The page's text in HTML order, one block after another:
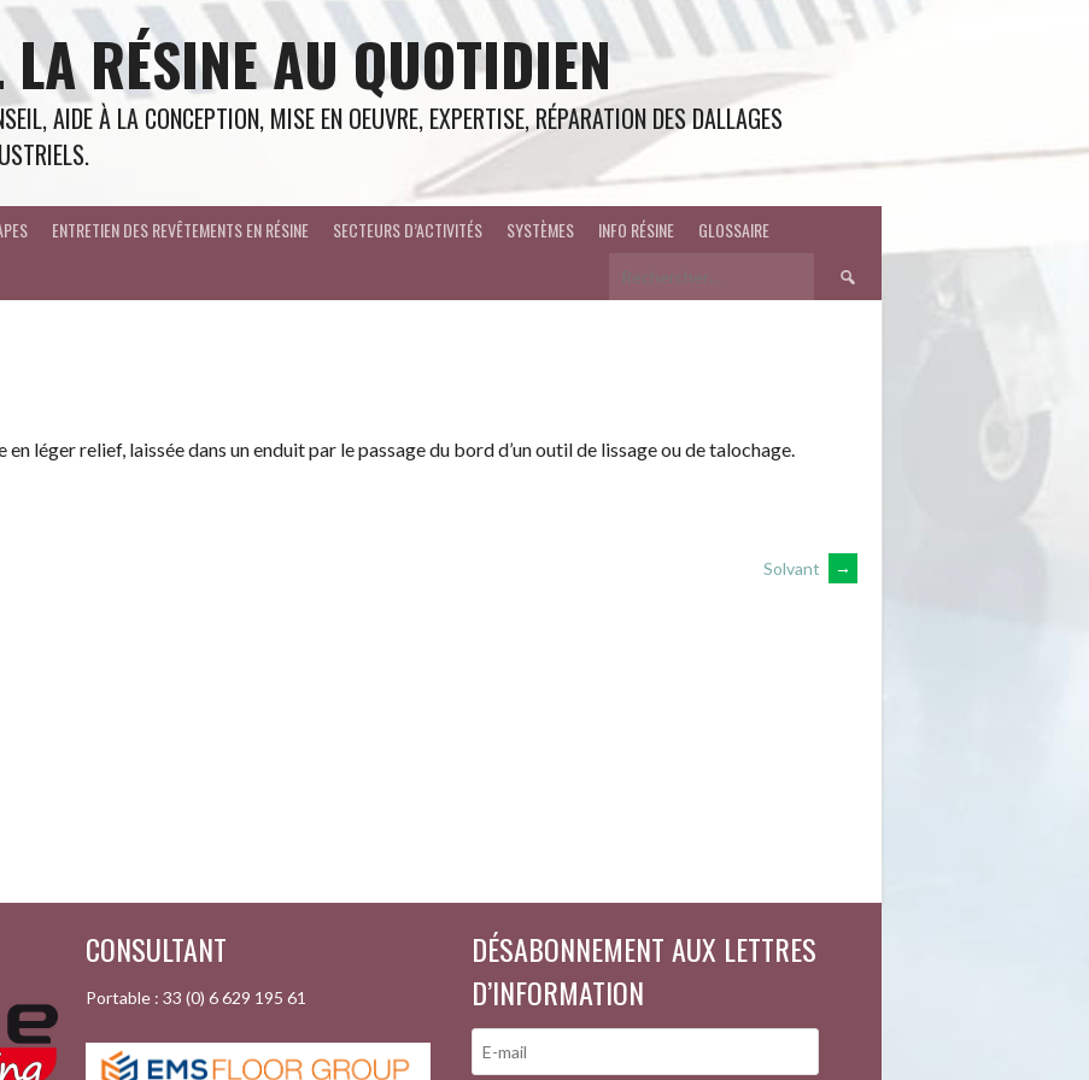
RÉSINE AU QUOTIDIEN
AIDE À LA CONCEPTION, MISE EN OEUVRE, EXPERTISE, RÉPARATION DES DALLAGES
ENTRETIEN DES REVÊTEMENTS EN RÉSINE SECTEURS D’ACTIVITÉS SYSTÈMES INFO RÉSINE
GLOSSAIRE
Rechercher :
léger relief, laissée dans un enduit par le passage du bord d’un outil de lissage ou de talochage.
Solvant →
CONSULTANT
Portable : 33 (0) 6 629 195 61
DÉSABONNEMENT AUX LETTRES
D’INFORMATION